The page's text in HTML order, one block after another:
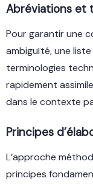
Abréviations et
Pour garantir une
ambiguïté, une
terminologies
rapidement
dans le contexte
Principes
L’approche
principes